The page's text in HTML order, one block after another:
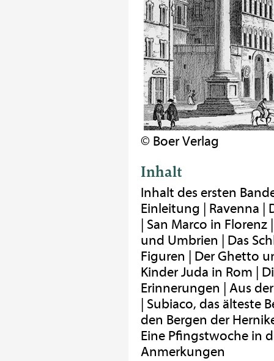
© Boer Verlag
Inhalt
Inhalt des ersten
Einleitung | Ravenna
| San Marco in
und Umbrien | Das
Figuren | Der Ghetto
Kinder Juda in Rom |
Erinnerungen | Aus
| Subiaco, das älteste
den Bergen der
Eine Pfingstwoche in
Anmerkungen